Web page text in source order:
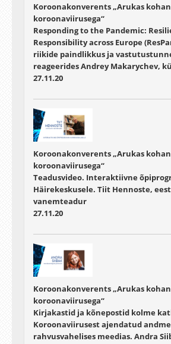
Koroonakonverents „Arukas
koroonaviirusega“
Responding to the Pandemic:
Responsibility across Europe
riikide paindlikkus ja
reageerides Andrey Makarychev,
27.11.20
Koroonakonverents „Arukas
koroonaviirusega“
Teadusvideo. Interaktiivne
Häirekeskusele. Tiit Hennoste,
vanemteadur
27.11.20
Koroonakonverents „Arukas
koroonaviirusega“
Kirjakastid ja kõnepostid kolme
Koroonaviirusest ajendatud
rahvusvahelises meedias. Andra